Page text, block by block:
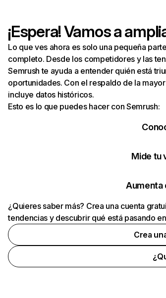
¡Espera! Vamos a
Lo que ves ahora es solo una pequeña
completo. Desde los competidores y las
Semrush te ayuda a entender quién está
oportunidades. Con el respaldo de la
incluye datos históricos.
Esto es lo que puedes hacer con Semrush:
Mide tu
Aumenta
¿Quieres saber más? Crea una cuenta
tendencias y descubrir qué está pasando
Crea